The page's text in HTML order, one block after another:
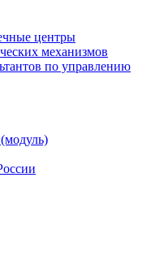
центры
механизмов
по управлению